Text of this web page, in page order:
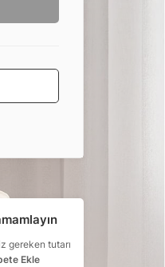
gereken tutarı
Ekle